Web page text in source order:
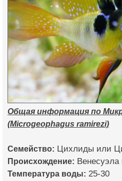
Общая информация по
(Microgeophagus ramirezi)
Семейство: Цихлиды или
Происхождение:
Температура воды: 25-30